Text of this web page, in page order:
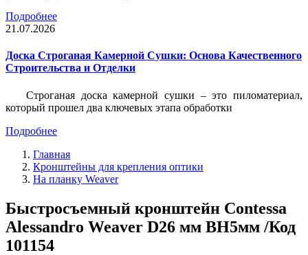
Подробнее
21.07.2026
Доска Строганая Камерной Сушки: Основа Качественного
Строительства и Отделки
Строганая доска камерной сушки – это пиломатериал,
который прошел два ключевых этапа обработки
Подробнее
Главная
Кронштейны для крепления оптики
На планку Weaver
Быстросъемный кронштейн Contessa
Alessandro Weaver D26 мм BH5мм /Код
101154